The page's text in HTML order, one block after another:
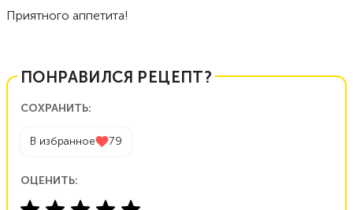
Приятного аппетита!
ПОНРАВИЛСЯ РЕЦЕПТ?
СОХРАНИТЬ:
В избранное 79
ОЦЕНИТЬ: